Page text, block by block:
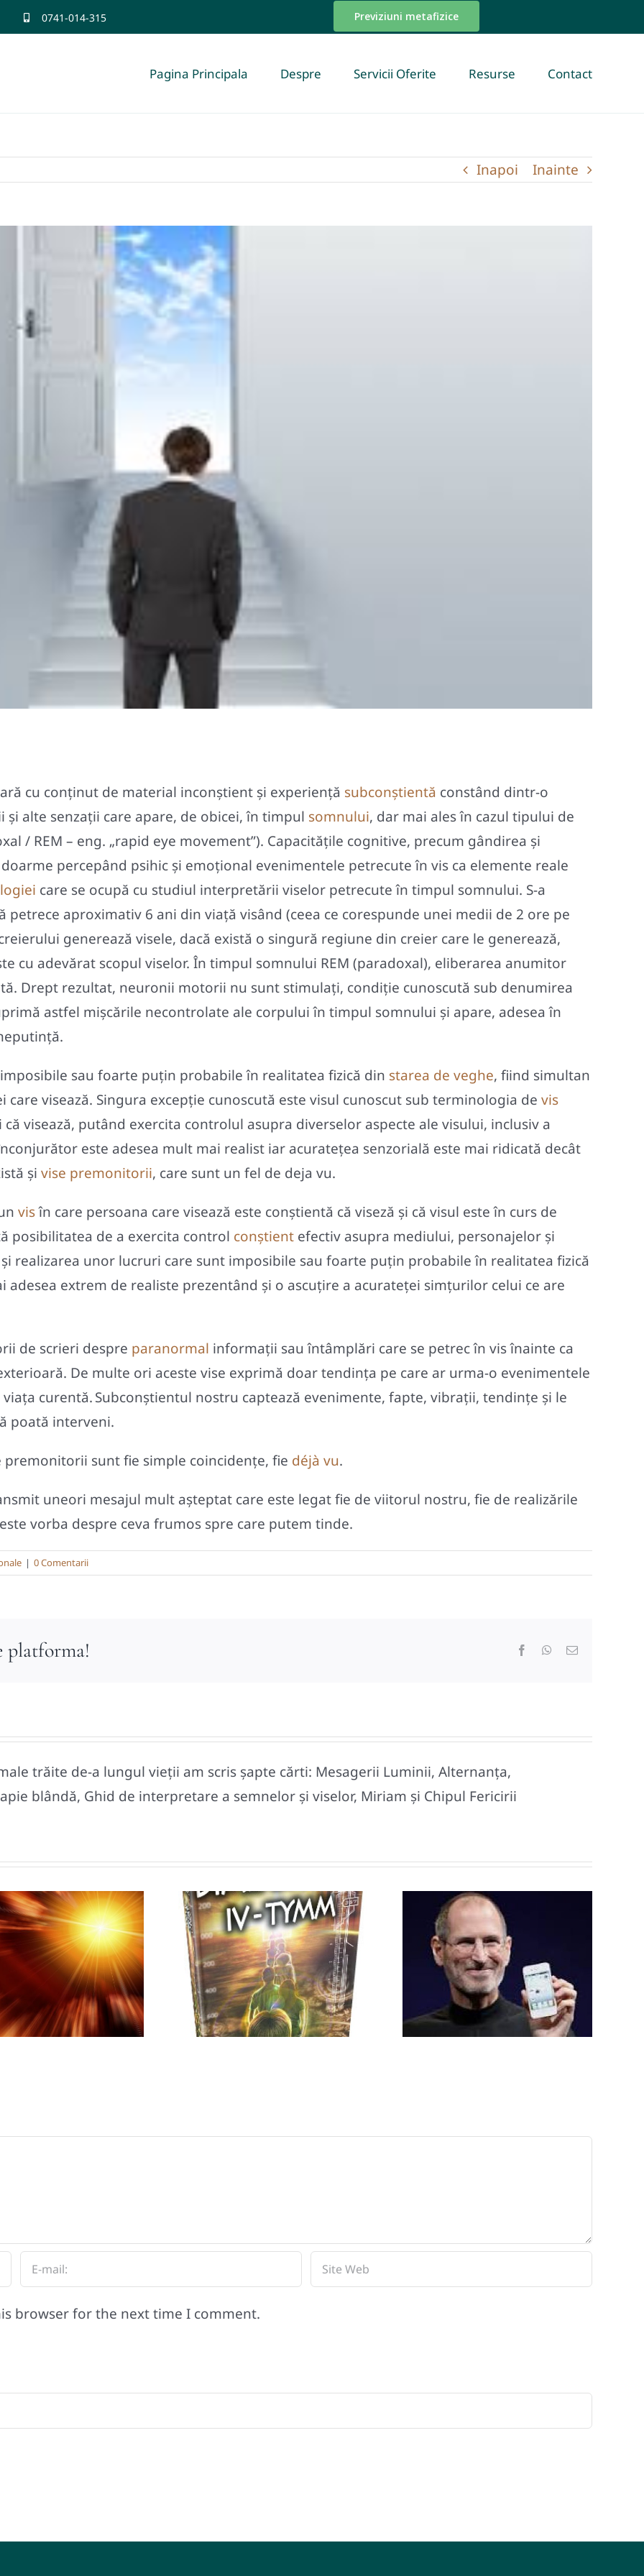
0741-014-315 Previziuni metafizice
Pagina Principala Despre Servicii Oferite Resurse Contact
Inapoi Inainte
cu conținut de material inconștient și experiență subconștientă constând dintr-o
alte senzații care apare, de obicei, în timpul somnului, dar mai ales în cazul tipului de
/ REM – eng. „rapid eye movement”). Capacitățile cognitive, precum gândirea și
percepând psihic și emoțional evenimentele petrecute în vis ca elemente reale
care se ocupă cu studiul interpretării viselor petrecute în timpul somnului. S-a
aproximativ 6 ani din viață visând (ceea ce corespunde unei medii de 2 ore pe
generează visele, dacă există o singură regiune din creier care le generează,
cu adevărat scopul viselor. În timpul somnului REM (paradoxal), eliberarea anumitor
Drept rezultat, neuronii motorii nu sunt stimulați, condiție cunoscută sub denumirea
astfel mișcările necontrolate ale corpului în timpul somnului și apare, adesea în
sau foarte puțin probabile în realitatea fizică din starea de veghe, fiind simultan
visează. Singura excepție cunoscută este visul cunoscut sub terminologia de vis
visează, putând exercita controlul asupra diverselor aspecte ale visului, inclusiv a
este adesea mult mai realist iar acuratețea senzorială este mai ridicată decât
și vise premonitorii, care sunt un fel de deja vu.
visîn care persoana care visează este conștientă că viseză și că visul este în curs de
posibilitatea de a exercita control conștient efectiv asupra mediului, personajelor și
realizarea unor lucruri care sunt imposibile sau foarte puțin probabile în realitatea fizică
adesea extrem de realiste prezentând și o ascuțire a acurateței simțurilor celui ce are
de scrieri despre paranormal informații sau întâmplări care se petrec în vis înainte ca
De multe ori aceste vise exprimă doar tendința pe care ar urma-o evenimentele
curentă.Subconștientul nostru captează evenimente, fapte, vibrații, tendințe și le
poată interveni.
premonitorii sunt fie simple coincidențe, fie déjà vu.
uneori mesajul mult așteptat care este legat fie de viitorul nostru, fie de realizările
vorba despre ceva frumos spre care putem tinde.
| 0 Comentarii
platforma! FacebookWhatsApp
E-
trăite de-a lungul vieții am scris șapte cărti: Mesagerii Luminii, Alternanța,
blândă, Ghid de interpretare a semnelor și viselor, Miriam și Chipul Fericirii
Impresii despre
Lansarea Cărții
Dimensiunea IV-
TYMM
Discurs Steve Jobs
browser for the next time I comment.